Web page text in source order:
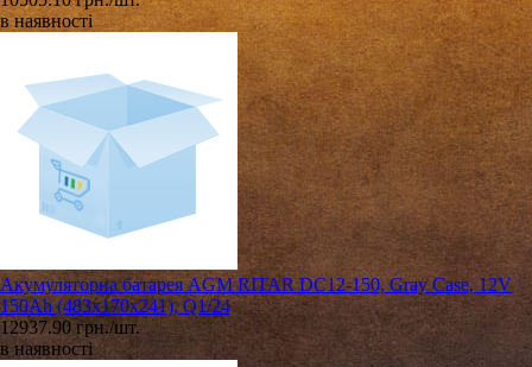
в наявності
Акумуляторна батарея AGM RITAR DC12-150, Gray Case, 12V
150Ah (483х170х241), Q1/24
12937.90 грн./шт.
в наявності